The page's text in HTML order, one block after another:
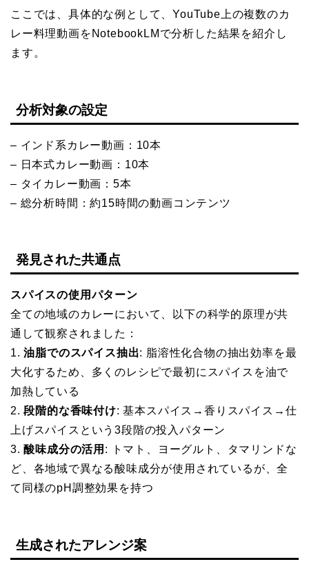
ここでは、具体的な例として、YouTube上の複数のカ
レー料理動画をNotebookLMで分析した結果を紹介し
ます。
分析対象の設定
– インド系カレー動画：10本
– 日本式カレー動画：10本
– タイカレー動画：5本
– 総分析時間：約15時間の動画コンテンツ
発見された共通点
スパイスの使用パターン
全ての地域のカレーにおいて、以下の科学的原理が共
通して観察されました：
1.油脂でのスパイス抽出: 脂溶性化合物の抽出効率を最
大化するため、多くのレシピで最初にスパイスを油で
加熱している
2.段階的な香味付け: 基本スパイス→香りスパイス→仕
上げスパイスという3段階の投入パターン
3.酸味成分の活用 : トマト、ヨーグルト、タマリンドな
ど、各地域で異なる酸味成分が使用されているが、全
て同様のpH調整効果を持つ
生成されたアレンジ案